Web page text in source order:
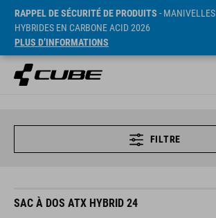
RAPPEL DE SÉCURITÉ DE PRODUITS - MANIVELLES
HYBRIDES EN CARBONE ACID 2026
PLUS D’INFORMATIONS
FILTRE
SAC À DOS ATX HYBRID 24